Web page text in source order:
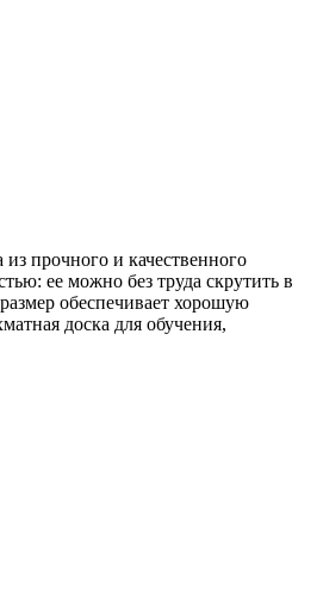
прочного и качественного
ее можно без труда скрутить в
обеспечивает хорошую
доска для обучения,